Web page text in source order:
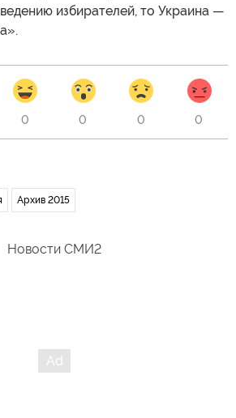
избирателей, то Украина —
0 0 0 0
Архив 2015
Новости СМИ2